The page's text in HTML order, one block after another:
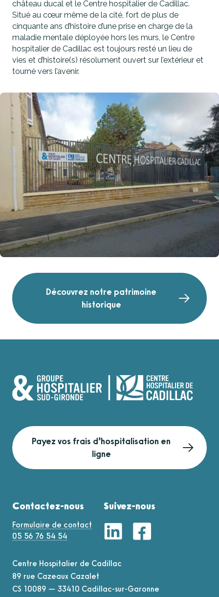
château ducal et le Centre hospitalier de Cadillac.
Situé au cœur même de la cité, fort de plus de
cinquante ans d’histoire d’une prise en charge de la
maladie mentale déployée hors les murs, le Centre
hospitalier de Cadillac est toujours resté un lieu de
vies et d’histoire(s) résolument ouvert sur l’extérieur et
tourné vers l’avenir.
Découvrez notre patrimoine
historique
Payez vos frais d’hospitalisation en
ligne
Contactez-nous
Formulaire de contact
05 56 76 54 54
Suivez-nous
Centre Hospitalier de Cadillac
89 rue Cazeaux Cazalet
CS 10089 — 33410 Cadillac-sur-Garonne